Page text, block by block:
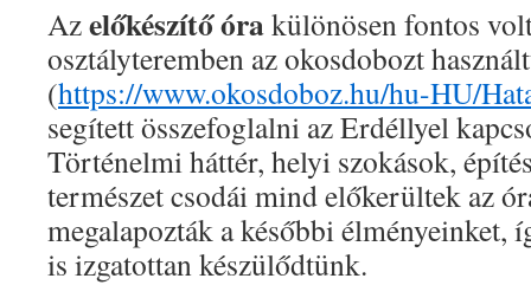
Azelőkészítő órakülönösen fontos
osztályteremben az okosdobozt
(https://www.okosdoboz.hu/hu-HU/
segített összefoglalni az Erdéllyel
Történelmi háttér, helyi szokások,
természet csodái mind előkerültek az
megalapozták a későbbi élményeinket,
is izgatottan készülődtünk.